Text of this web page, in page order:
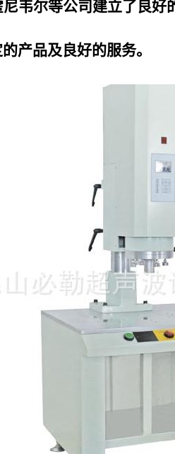
韦尔等公司建立了良好
产品及良好的服务。